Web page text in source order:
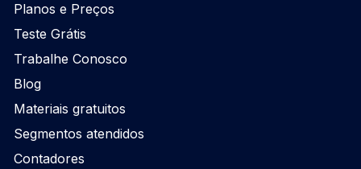
Planos e Preços
Teste Grátis
Trabalhe Conosco
Blog
Materiais gratuitos
Segmentos atendidos
Contadores